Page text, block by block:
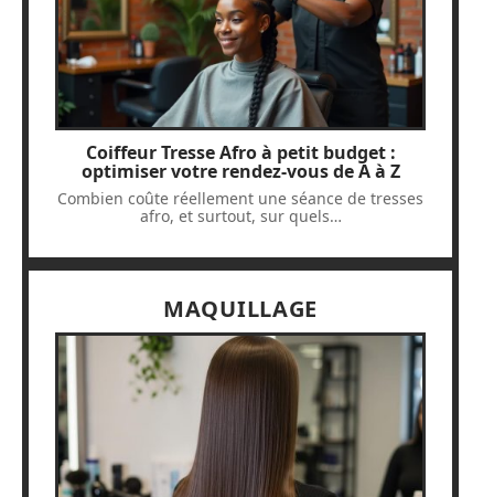
Coiffeur Tresse Afro à petit budget :
optimiser votre rendez-vous de A à Z
Combien coûte réellement une séance de tresses
afro, et surtout, sur quels…
MAQUILLAGE